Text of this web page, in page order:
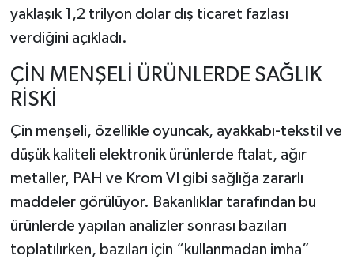
yaklaşık 1,2 trilyon dolar dış ticaret fazlası
verdiğini açıkladı.
ÇİN MENŞELİ ÜRÜNLERDE SAĞLIK
RİSKİ
Çin menşeli, özellikle oyuncak, ayakkabı-tekstil ve
düşük kaliteli elektronik ürünlerde ftalat, ağır
metaller, PAH ve Krom VI gibi sağlığa zararlı
maddeler görülüyor. Bakanlıklar tarafından bu
ürünlerde yapılan analizler sonrası bazıları
toplatılırken, bazıları için “kullanmadan imha”